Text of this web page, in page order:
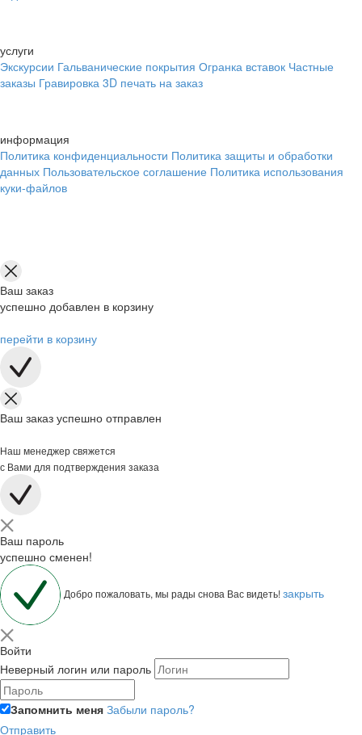
услуги
Экскурсии Гальванические покрытия Огранка вставок Частные
заказы Гравировка 3D печать на заказ
информация
Политика конфиденциальности Политика защиты и обработки
данных Пользовательское соглашение Политика использования
куки-файлов
Ваш заказ
успешно добавлен в корзину
перейти в корзину
Ваш заказ успешно отправлен
Наш менеджер свяжется
с Вами для подтверждения заказа
Ваш пароль
успешно сменен!
Добро пожаловать, мы рады снова Вас видеть!закрыть
Войти
Неверный логин или пароль
Запомнить меня Забыли пароль?
Отправить